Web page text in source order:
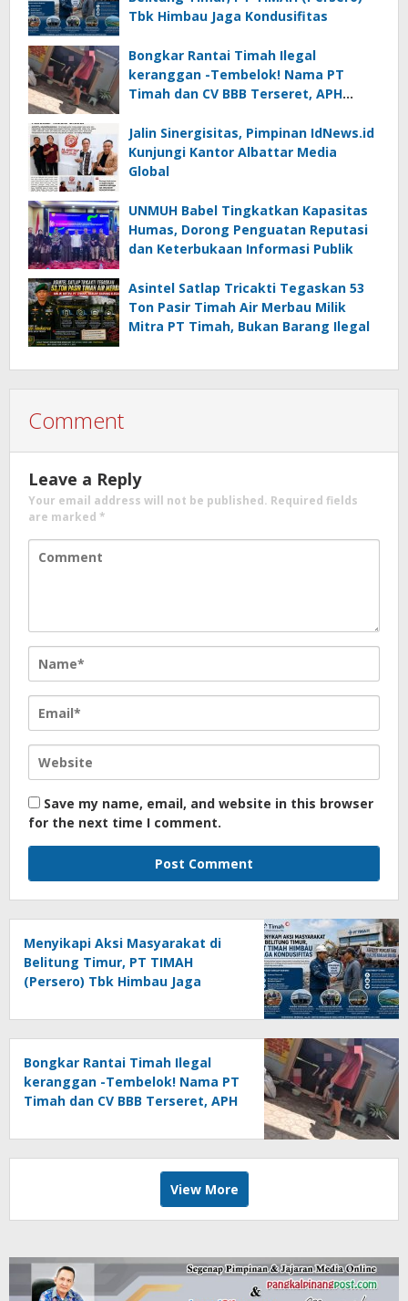
Tbk Himbau Jaga Kondusifitas
Bongkar Rantai Timah Ilegal
keranggan -Tembelok! Nama PT
Timah dan CV BBB Terseret, APH
Jalin Sinergisitas, Pimpinan IdNews.id
Kunjungi Kantor Albattar Media
Global
UNMUH Babel Tingkatkan Kapasitas
Humas, Dorong Penguatan Reputasi
dan Keterbukaan Informasi Publik
Asintel Satlap Tricakti Tegaskan 53
Ton Pasir Timah Air Merbau Milik
Mitra PT Timah, Bukan Barang Ilegal
Comment
Leave a Reply
Your email address will not be published. Required fields
are marked *
Save my name, email, and website in this browser
for the next time I comment.
Menyikapi Aksi Masyarakat di
Belitung Timur, PT TIMAH
(Persero) Tbk Himbau Jaga
Bongkar Rantai Timah Ilegal
keranggan -Tembelok! Nama PT
Timah dan CV BBB Terseret, APH
View More